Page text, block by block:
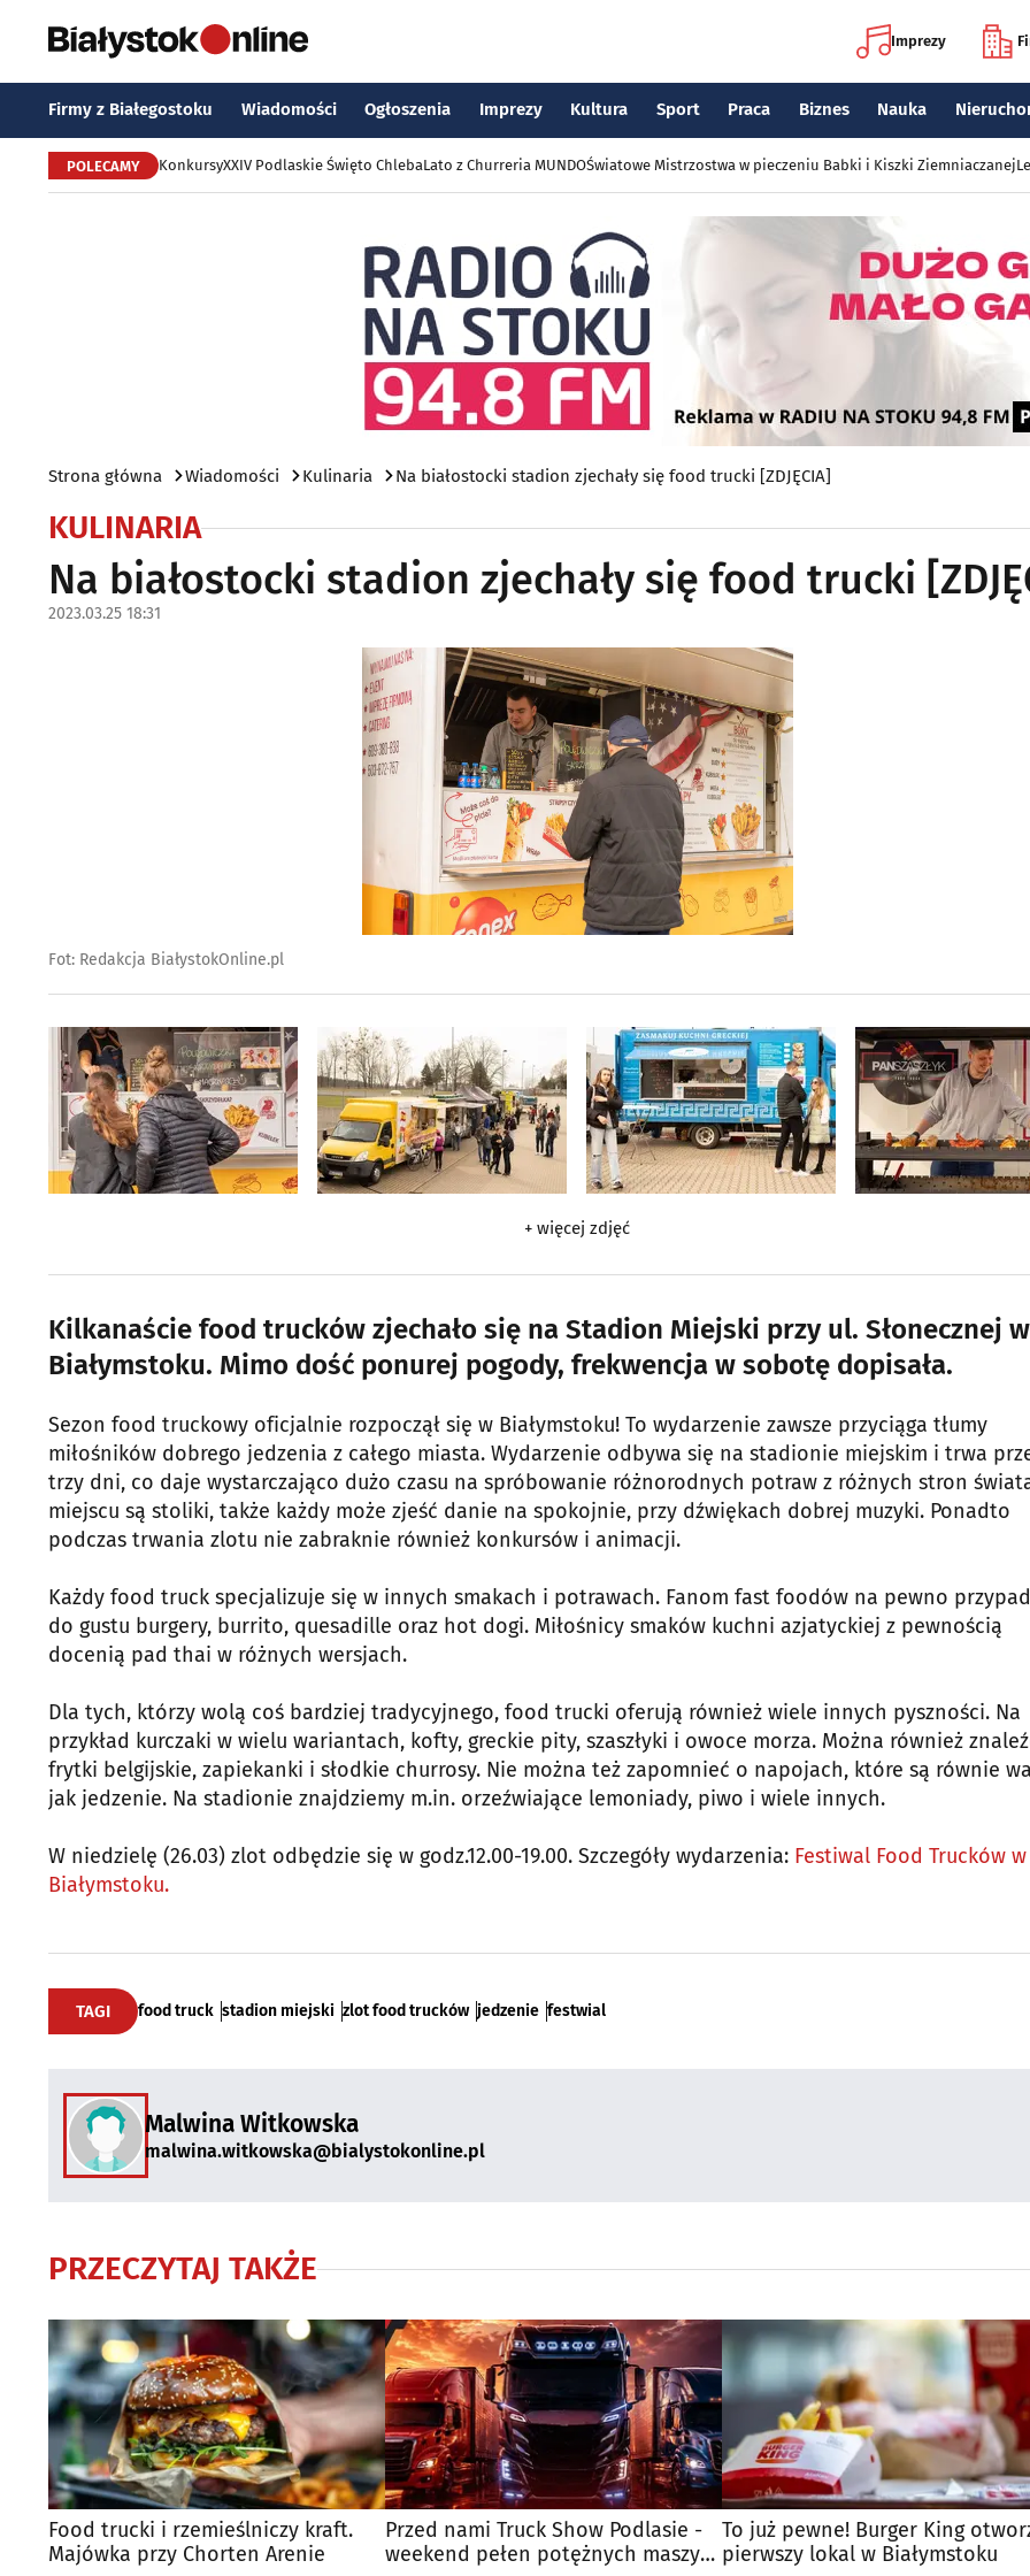
Imprezy
Firmy z Białegostoku Wiadomości Ogłoszenia Imprezy Kultura Sport Praca Biznes Nauka
POLECAMY KonkursyXXIV Podlaskie Święto ChlebaLato z Churreria MUNDOŚwiatowe Mistrzostwa w pieczeniu Babki i Kiszki Ziemniaczanej
Strona główna Wiadomości Kulinaria Na białostocki stadion zjechały się food trucki [ZDJĘCIA]
KULINARIA
Na białostocki stadion zjechały się food trucki
2023.03.25 18:31
Fot: Redakcja BiałystokOnline.pl
+ więcej zdjęć
Kilkanaście food trucków zjechało się na Stadion Miejski przy ul. Słonecznej w
Białymstoku. Mimo dość ponurej pogody, frekwencja w sobotę dopisała.
Sezon food truckowy oficjalnie rozpoczął się w Białymstoku! To wydarzenie zawsze przyciąga tłumy
miłośników dobrego jedzenia z całego miasta. Wydarzenie odbywa się na stadionie miejskim i trwa
trzy dni, co daje wystarczająco dużo czasu na spróbowanie różnorodnych potraw z różnych stron
miejscu są stoliki, także każdy może zjeść danie na spokojnie, przy dźwiękach dobrej muzyki. Ponadto
podczas trwania zlotu nie zabraknie również konkursów i animacji.
Każdy food truck specjalizuje się w innych smakach i potrawach. Fanom fast foodów na pewno
do gustu burgery, burrito, quesadille oraz hot dogi. Miłośnicy smaków kuchni azjatyckiej z pewnością
docenią pad thai w różnych wersjach.
Dla tych, którzy wolą coś bardziej tradycyjnego, food trucki oferują również wiele innych pyszności. Na
przykład kurczaki w wielu wariantach, kofty, greckie pity, szaszłyki i owoce morza. Można również
frytki belgijskie, zapiekanki i słodkie churrosy. Nie można też zapomnieć o napojach, które są równie
jak jedzenie. Na stadionie znajdziemy m.in. orzeźwiające lemoniady, piwo i wiele innych.
W niedzielę (26.03) zlot odbędzie się w godz.12.00-19.00. Szczegóły wydarzenia: Festiwal Food Trucków w
Białymstoku.
TAGI food truck stadion miejski zlot food trucków jedzenie festwial
Malwina Witkowska
malwina.witkowska@bialystokonline.pl
PRZECZYTAJ TAKŻE
Food trucki i rzemieślniczy kraft.
Majówka przy Chorten Arenie
Przed nami Truck Show Podlasie -
weekend pełen potężnych maszyn
To już pewne! Burger King
pierwszy lokal w Białymstoku